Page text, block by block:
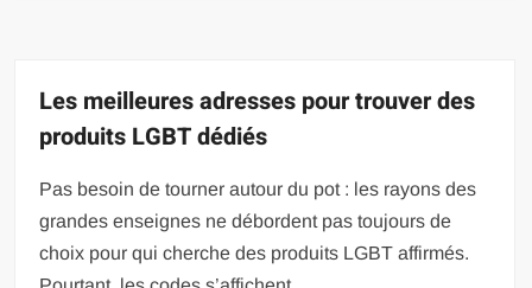
Les meilleures adresses pour trouver des
produits LGBT dédiés
Pas besoin de tourner autour du pot : les rayons des
grandes enseignes ne débordent pas toujours de
choix pour qui cherche des produits LGBT affirmés.